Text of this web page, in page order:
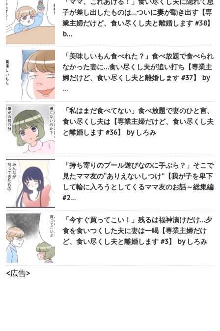
子が差し出したものは…ついに妻が動き出す【専
業主婦だけど、食い尽くし夫と離婚します #38】
b…
「美味しいもん食べれた？」食べ放題で食べられ
なかった妻に…食い尽くし夫が追い打ち【専業主
婦だけど、食い尽くし夫と離婚します #37】 by
…
「私はまだ食べてない」食べ放題で妻のひと言、
食い尽くし夫は【専業主婦だけど、食い尽くし夫
と離婚します #36】 by しろみ
「持ち寄りのプール遊びなのに手ぶら？」そこで
見たママ友の“ありえないしつけ”【我が子を卑下
して輪に入ろうとしてくるママ友のお話～総集編
#2…
「今すぐ買ってこい！」残るは福神漬けだけ…夕
食を食いつくした夫に妻は一喝【専業主婦だけ
ど、食い尽くし夫と離婚します #3】 by しろみ
<広告>